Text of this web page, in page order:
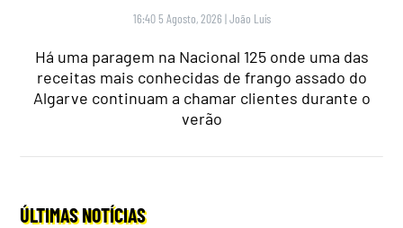
16:40 5 Agosto, 2026 |João Luís
Há uma paragem na Nacional 125 onde uma das
receitas mais conhecidas de frango assado do
Algarve continuam a chamar clientes durante o
verão
ÚLTIMAS NOTÍCIAS